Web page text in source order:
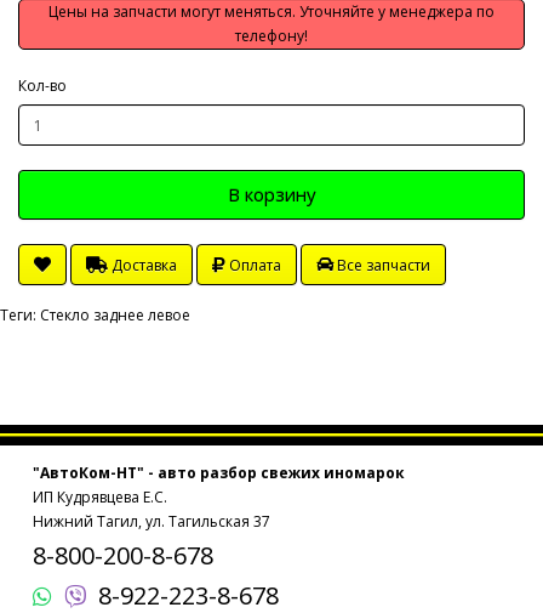
Цены на запчасти могут меняться. Уточняйте у менеджера по
телефону!
Кол-во
В корзину
Доставка Оплата Все запчасти
Теги: Стекло заднее левое
"АвтоКом-НТ" - авто разбор свежих иномарок
ИП Кудрявцева Е.С.
Нижний Тагил, ул. Тагильская 37
8-800-200-8-678
8-922-223-8-678